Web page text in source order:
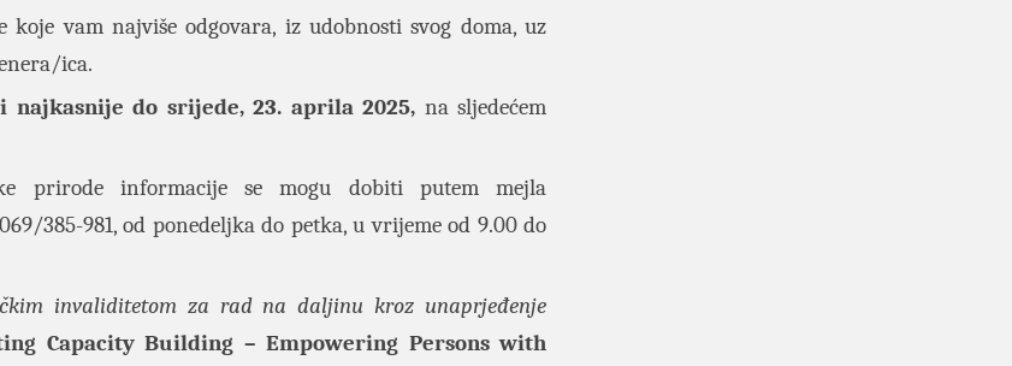
vam najviše odgovara, iz udobnosti svog doma, uz
ica.
najkasnije do srijede, 23. aprila 2025, na sljedećem
prirode informacije se mogu dobiti putem mejla
385-981, od ponedeljka do petka, u vrijeme od 9.00 do
invaliditetom za rad na daljinu kroz unaprjeđenje
Capacity Building – Empowering Persons with